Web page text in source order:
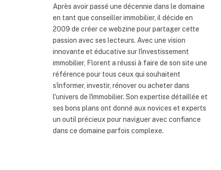
Après avoir passé une décennie dans le domaine
en tant que conseiller immobilier, il décide en
2009 de créer ce webzine pour partager cette
passion avec ses lecteurs. Avec une vision
innovante et éducative sur l'investissement
immobilier, Florent a réussi à faire de son site une
référence pour tous ceux qui souhaitent
s'informer, investir, rénover ou acheter dans
l'univers de l'immobilier. Son expertise détaillée et
ses bons plans ont donné aux novices et experts
un outil précieux pour naviguer avec confiance
dans ce domaine parfois complexe.